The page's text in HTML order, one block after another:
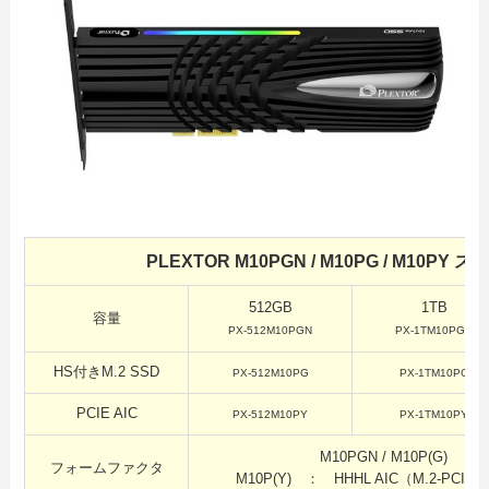
PLEXTOR M10PGN / M10PG / M10PY ス
容量
512GB
PX-512M10PGN
1TB
PX-1TM10PGN
HS付きM.2 SSD PX-512M10PG PX-1TM10PG
PCIE AIC PX-512M10PY PX-1TM10PY
フォームファクタ
M10PGN / M10P(G) ：
M10P(Y) ： HHHL AIC（M.2-PCIE